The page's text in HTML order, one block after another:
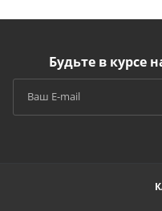
Будьте в курсе